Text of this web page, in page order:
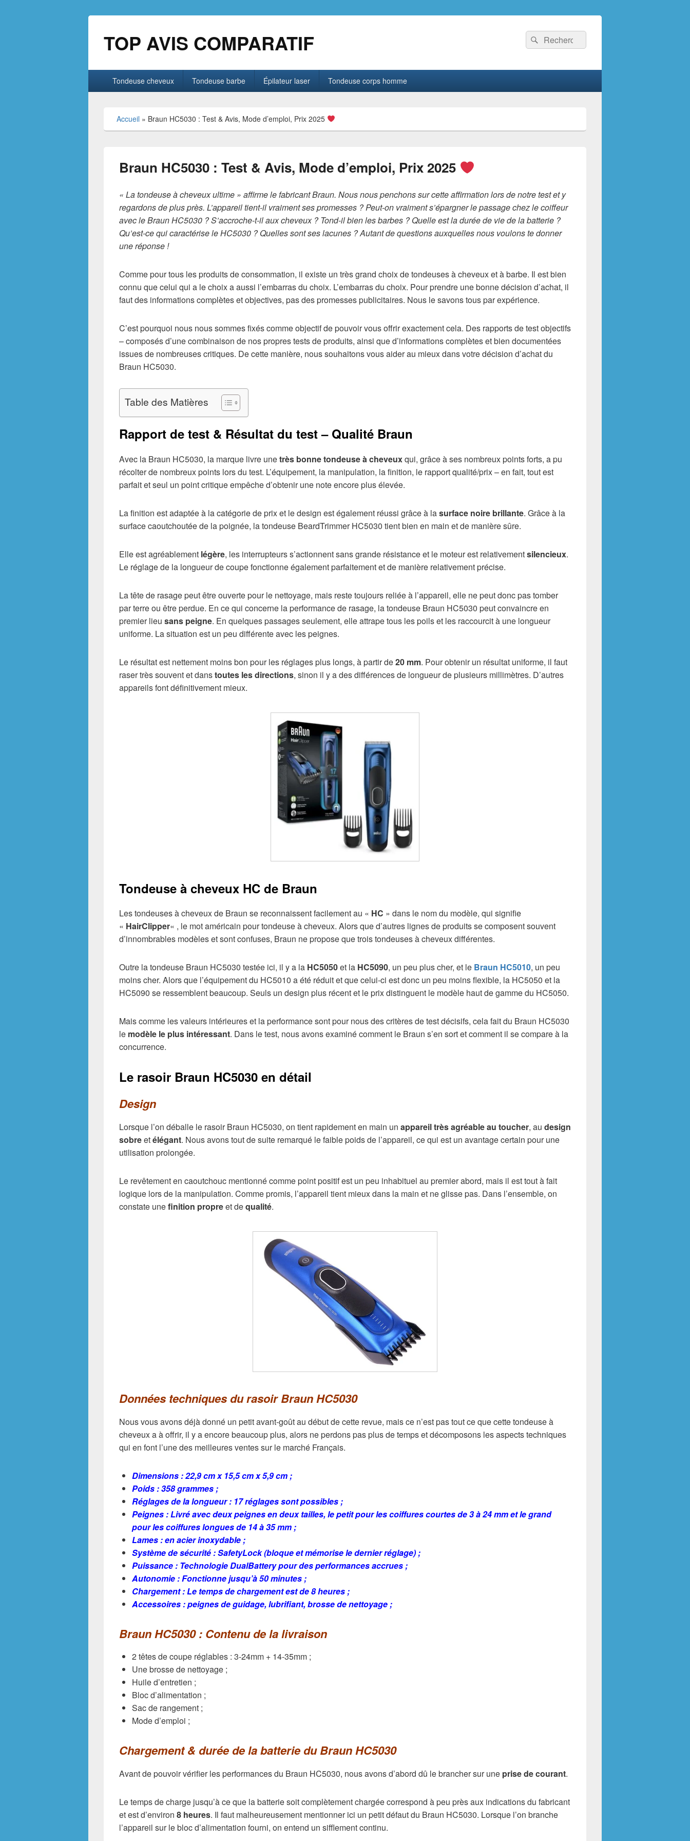
TOP AVIS COMPARATIF Recherche :
Rechercher
principalTondeuse cheveux Tondeuse barbe Épilateur laser Tondeuse corps homme
Accueil » Braun HC5030 : Test & Avis, Mode d’emploi, Prix 2025
Braun HC5030 : Test & Avis, Mode d’emploi, Prix 2025
« La tondeuse à cheveux ultime » affirme le fabricant Braun. Nous nous penchons sur cette affirmation lors de notre test et y
regardons de plus près. L’appareil tient-il vraiment ses promesses ? Peut-on vraiment s’épargner le passage chez le coiffeur
avec le Braun HC5030 ? S’accroche-t-il aux cheveux ? Tond-il bien les barbes ? Quelle est la durée de vie de la batterie ?
Qu’est-ce qui caractérise le HC5030 ? Quelles sont ses lacunes ? Autant de questions auxquelles nous voulons te donner
une réponse !
Comme pour tous les produits de consommation, il existe un très grand choix de tondeuses à cheveux et à barbe. Il est bien
connu que celui qui a le choix a aussi l’embarras du choix. L’embarras du choix. Pour prendre une bonne décision d’achat, il
faut des informations complètes et objectives, pas des promesses publicitaires. Nous le savons tous par expérience.
C’est pourquoi nous nous sommes fixés comme objectif de pouvoir vous offrir exactement cela. Des rapports de test objectifs
– composés d’une combinaison de nos propres tests de produits, ainsi que d’informations complètes et bien documentées
issues de nombreuses critiques. De cette manière, nous souhaitons vous aider au mieux dans votre décision d’achat du
Braun HC5030.
Table des Matières
Rapport de test & Résultat du test – Qualité Braun
Avec la Braun HC5030, la marque livre unetrès bonne tondeuse à cheveuxqui, grâce à ses nombreux points forts, a pu
récolter de nombreux points lors du test. L’équipement, la manipulation, la finition, le rapport qualité/prix – en fait, tout est
parfait et seul un point critique empêche d’obtenir une note encore plus élevée.
La finition est adaptée à la catégorie de prix et le design est également réussi grâce à lasurface noire brillante. Grâce à la
surface caoutchoutée de la poignée, la tondeuse BeardTrimmer HC5030 tient bien en main et de manière sûre.
Elle est agréablement légère, les interrupteurs s’actionnent sans grande résistance et le moteur est relativementsilencieux.
Le réglage de la longueur de coupe fonctionne également parfaitement et de manière relativement précise.
La tête de rasage peut être ouverte pour le nettoyage, mais reste toujours reliée à l’appareil, elle ne peut donc pas tomber
par terre ou être perdue. En ce qui concerne la performance de rasage, la tondeuse Braun HC5030 peut convaincre en
premier lieu sans peigne. En quelques passages seulement, elle attrape tous les poils et les raccourcit à une longueur
uniforme. La situation est un peu différente avec les peignes.
Le résultat est nettement moins bon pour les réglages plus longs, à partir de20 mm. Pour obtenir un résultat uniforme, il faut
raser très souvent et danstoutes les directions, sinon il y a des différences de longueur de plusieurs millimètres. D’autres
appareils font définitivement mieux.
Tondeuse à cheveux HC de Braun
Les tondeuses à cheveux de Braun se reconnaissent facilement au « HC » dans le nom du modèle, qui signifie
« HairClipper« , le mot américain pour tondeuse à cheveux. Alors que d’autres lignes de produits se composent souvent
d’innombrables modèles et sont confuses, Braun ne propose que trois tondeuses à cheveux différentes.
Outre la tondeuse Braun HC5030 testée ici, il y a la HC5050et la HC5090, un peu plus cher, et le Braun HC5010, un peu
moins cher. Alors que l’équipement du HC5010 a été réduit et que celui-ci est donc un peu moins flexible, la HC5050 et la
HC5090 se ressemblent beaucoup. Seuls un design plus récent et le prix distinguent le modèle haut de gamme du HC5050.
Mais comme les valeurs intérieures et la performance sont pour nous des critères de test décisifs, cela fait du Braun HC5030
le modèle le plus intéressant. Dans le test, nous avons examiné comment le Braun s’en sort et comment il se compare à la
concurrence.
Le rasoir Braun HC5030 en détail
Design
Lorsque l’on déballe le rasoir Braun HC5030, on tient rapidement en main un appareil très agréable au toucher, au design
sobreetélégant. Nous avons tout de suite remarqué le faible poids de l’appareil, ce qui est un avantage certain pour une
utilisation prolongée.
Le revêtement en caoutchouc mentionné comme point positif est un peu inhabituel au premier abord, mais il est tout à fait
logique lors de la manipulation. Comme promis, l’appareil tient mieux dans la main et ne glisse pas. Dans l’ensemble, on
constate unefinition propreet dequalité.
Données techniques du rasoir Braun HC5030
Nous vous avons déjà donné un petit avant-goût au début de cette revue, mais ce n’est pas tout ce que cette tondeuse à
cheveux a à offrir, il y a encore beaucoup plus, alors ne perdons pas plus de temps et décomposons les aspects techniques
qui en font l’une des meilleures ventes sur le marché Français.
Dimensions : 22,9 cm x 15,5 cm x 5,9 cm ;
Poids : 358 grammes ;
Réglages de la longueur : 17 réglages sont possibles ;
Peignes : Livré avec deux peignes en deux tailles, le petit pour les coiffures courtes de 3 à 24 mm et le grand
pour les coiffures longues de 14 à 35 mm ;
Lames : en acier inoxydable ;
Système de sécurité : SafetyLock (bloque et mémorise le dernier réglage) ;
Puissance : Technologie DualBattery pour des performances accrues ;
Autonomie : Fonctionne jusqu’à 50 minutes ;
Chargement : Le temps de chargement est de 8 heures ;
Accessoires : peignes de guidage, lubrifiant, brosse de nettoyage ;
Braun HC5030 : Contenu de la livraison
2 têtes de coupe réglables : 3-24mm + 14-35mm ;
Une brosse de nettoyage ;
Huile d’entretien ;
Bloc d’alimentation ;
Sac de rangement ;
Mode d’emploi ;
Chargement & durée de la batterie du Braun HC5030
Avant de pouvoir vérifier les performances du Braun HC5030, nous avons d’abord dû le brancher sur une prise de courant.
Le temps de charge jusqu’à ce que la batterie soit complètement chargée correspond à peu près aux indications du fabricant
et est d’environ 8 heures. Il faut malheureusement mentionner ici un petit défaut du Braun HC5030. Lorsque l’on branche
l’appareil sur le bloc d’alimentation fourni, on entend un sifflement continu.